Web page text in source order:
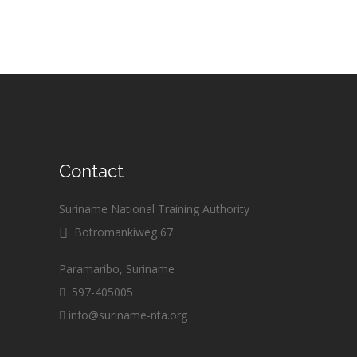
Contact
Suriname National Training Authority
Botromankiweg 67
Paramaribo, Suriname
597-405005
info@suriname-nta.org